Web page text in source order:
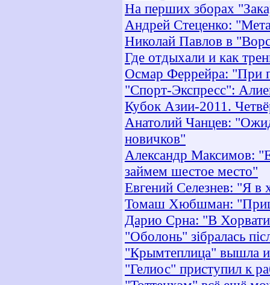
На перших зборах
Андрей Стеценко:
Николай Павлов в
Где отдыхали и как
Осмар Феррейра: "При
"Спорт-Экспресс":
Кубок Азии-2011.
Анатолий Чанцев:
новичков"
Александр Максимов:
займем шестое место"
Евгений Селезнев: "Я
Томаш Хюбшман:
Дарио Срна: "В
"Оболонь" зібралась
"Крымтеплица" вышла
"Гелиос" приступил к